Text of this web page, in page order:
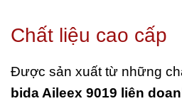
Chất liệu cao cấp
Được sản xuất từ những
bida Aileex 9019 liên